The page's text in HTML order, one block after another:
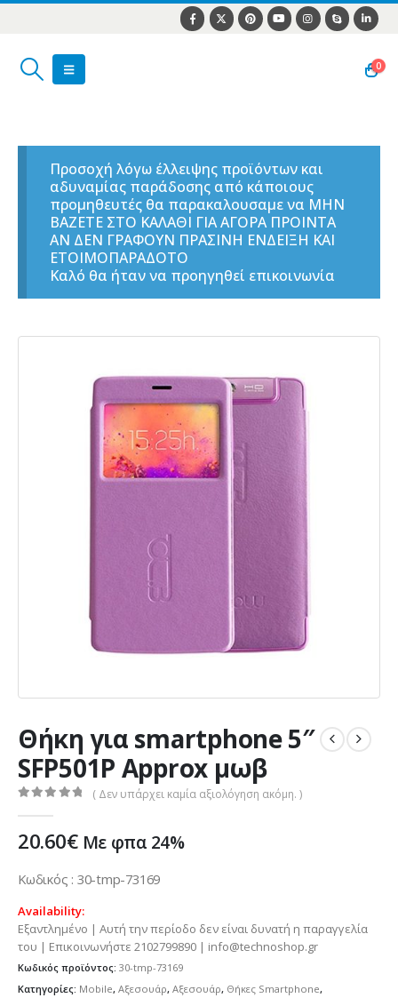
0
Προσοχή λόγω έλλειψης προϊόντων και
αδυναμίας παράδοσης από κάποιους
προμηθευτές θα παρακαλουσαμε να ΜΗΝ
ΒΑΖΕΤΕ ΣΤΟ ΚΑΛΑΘΙ ΓΙΑ ΑΓΟΡΑ ΠΡΟΙΝΤΑ
ΑΝ ΔΕΝ ΓΡΑΦΟΥΝ ΠΡΑΣΙΝΗ ΕΝΔΕΙΞΗ ΚΑΙ
ΕΤΟΙΜΟΠΑΡΑΔΟΤΟ
Καλό θα ήταν να προηγηθεί επικοινωνία
Θήκη για smartphone 5″
SFP501P Approx μωβ
( Δεν υπάρχει καμία αξιολόγηση ακόμη. )
20.60€ Με φπα 24%
Κωδικός : 30-tmp-73169
Availability:
Εξαντλημένο | Αυτή την περίοδο δεν είναι δυνατή η παραγγελία
του | Επικοινωνήστε 2102799890 | info@technoshop.gr
Κωδικός προϊόντος: 30-tmp-73169
Κατηγορίες: Mobile, Αξεσουάρ, Αξεσουάρ, Θήκες Smartphone,